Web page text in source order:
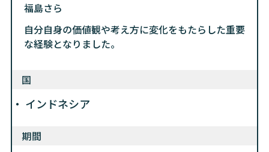
福島さら
自分自身の価値観や考え方に変化をもたらした重要
な経験となりました。
国
インドネシア
期間